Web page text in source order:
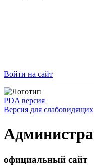
Войти на сайт
PDA версия
Версия для слабовидящих
официальный сайт